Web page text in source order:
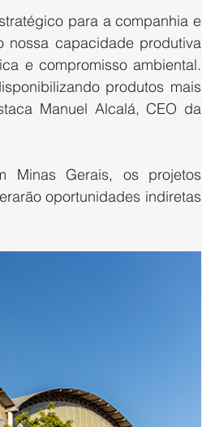
para a companhia e
nossa capacidade produtiva
e compromisso ambiental.
produtos mais
Manuel Alcalá, CEO da
Minas Gerais, os projetos
oportunidades indiretas